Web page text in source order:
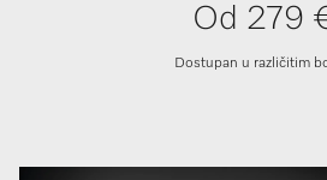
Od 279
Dostupan u različitim